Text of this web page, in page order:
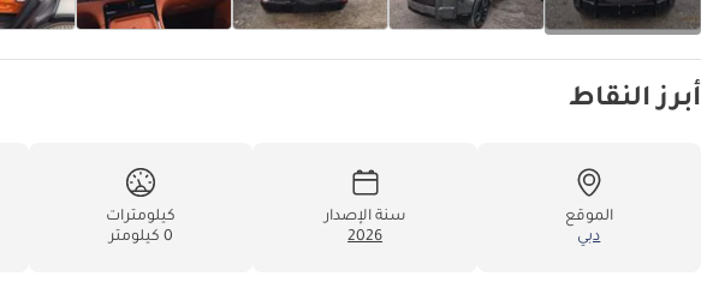
أبرز النقاط
الموقع
دبي
سنة الإصدار
2026
كيلومترات
0 كيلومتر